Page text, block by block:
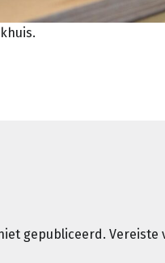
gepubliceerd. Vereiste